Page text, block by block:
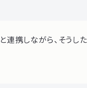
携しながら、そうし